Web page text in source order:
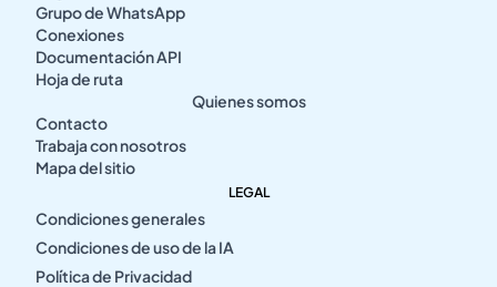
Grupo de WhatsApp
Conexiones
Documentación API
Hoja de ruta
Quienes somos
Contacto
Trabaja con nosotros
Mapa del sitio
LEGAL
Condiciones generales
Condiciones de uso de la IA
Política de Privacidad